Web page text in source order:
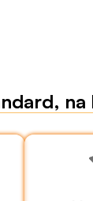
na